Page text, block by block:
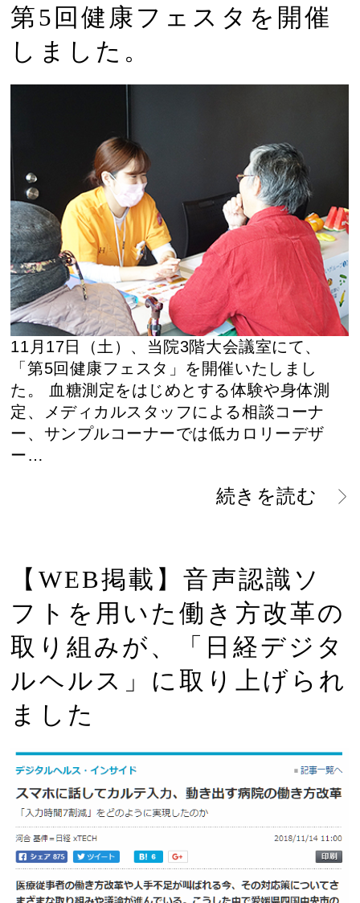
第5回健康フェスタを開催
しました。
11月17日（土）、当院3階大会議室にて、
「第5回健康フェスタ」を開催いたしまし
た。 血糖測定をはじめとする体験や身体測
定、メディカルスタッフによる相談コーナ
ー、サンプルコーナーでは低カロリーデザ
ー…
続きを読む
【WEB掲載】音声認識ソ
フトを用いた働き方改革の
取り組みが、「日経デジタ
ルヘルス」に取り上げられ
ました